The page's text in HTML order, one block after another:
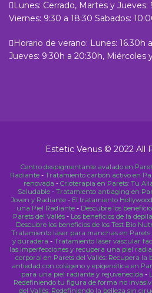
Lunes: Cerrado, Martes y
Viernes: 9:30 a 18:30 Sabados:
Horario de verano: Lunes: 16.30h
Jueves: 9:30h a 20:30h, Miércoles
Estetic Venus © 2022 All
Centro despigmentante avalado en
Radiante- Tratamiento carbón activo en
renovada - Crioterapia en Parets: Tu
Saludable - Tratamiento antiaging en
Joven y Radiante - El tratamiento
una Piel Radiante- Descubre los
Parets del Vallés - Los beneficios de la
Descubre los beneficios de los Test Bio
Tratamiento láser para manchas en Parets
y duradera - Tratamiento láser vascular
las imperfecciones y recupera una piel
corporal en Parets del Vallés: Recupera la
antiedad con colágeno y epigenética en
para una piel radiante y rejuvenecida -
Redefiniendo tu figura de forma no
del Vallés: Redefiniendo la belleza sin